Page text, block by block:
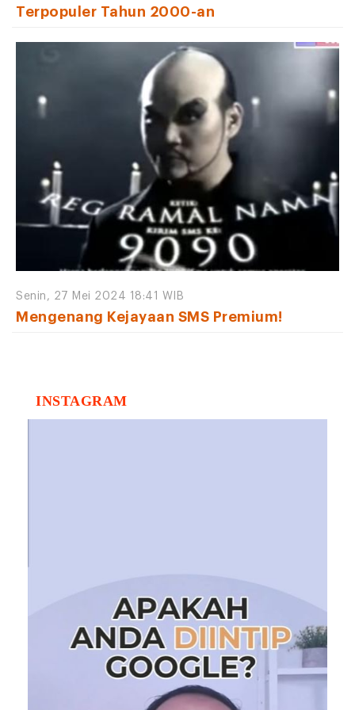
Terpopuler Tahun 2000-an
Senin, 27 Mei 2024 18:41 WIB
Mengenang Kejayaan SMS Premium!
INSTAGRAM